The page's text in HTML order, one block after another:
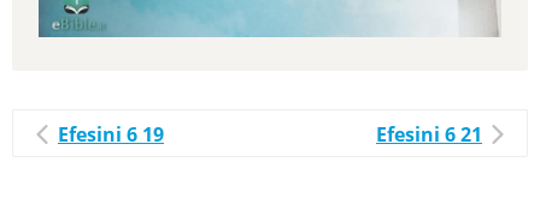
Efesini 6 19 Efesini 6 21